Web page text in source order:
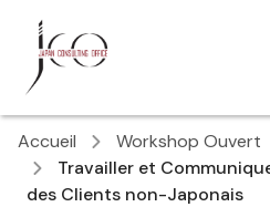
Accueil
Workshop Ouvert
Travailler et
des Clients non-Japonais